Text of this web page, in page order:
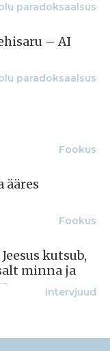
paradoksaalsus
– AI
paradoksaalsus
Fookus
ääres
Fookus
kutsub,
minna ja
Intervjuud